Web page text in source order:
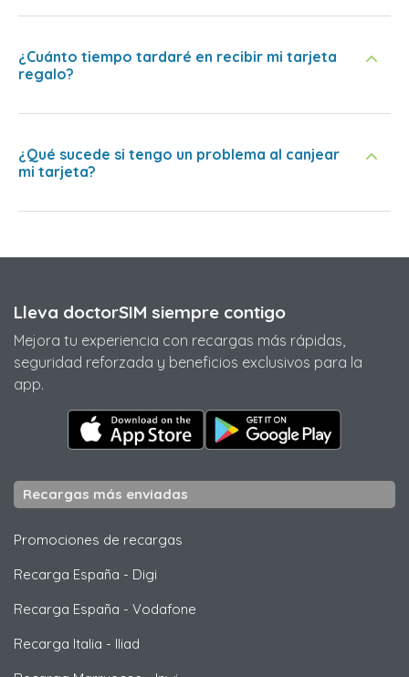
¿Cuánto tiempo tardaré en recibir mi tarjeta
regalo?
¿Qué sucede si tengo un problema al canjear
mi tarjeta?
Lleva doctorSIM siempre contigo
Mejora tu experiencia con recargas más rápidas,
seguridad reforzada y beneficios exclusivos para la
app.
Recargas más enviadas
Promociones de recargas
Recarga España - Digi
Recarga España - Vodafone
Recarga Italia - Iliad